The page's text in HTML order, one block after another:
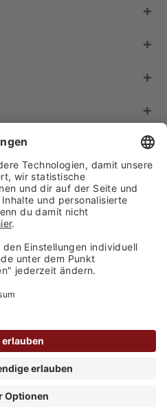
Zahlungsarten
Copyright 2026, WASGAU C+C
Großhandel GmbH